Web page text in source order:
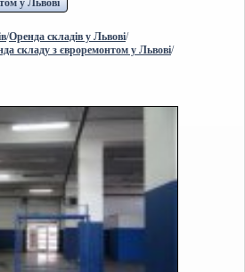
у Львові
/Оренда складів у Львові/
складу з євроремонтом у Львові/